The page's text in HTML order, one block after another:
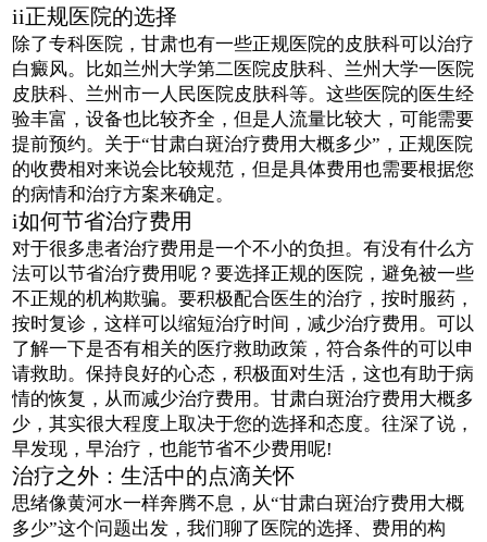
ii正规医院的选择
除了专科医院，甘肃也有一些正规医院的皮肤科可以治疗
白癜风。比如兰州大学第二医院皮肤科、兰州大学一医院
皮肤科、兰州市一人民医院皮肤科等。这些医院的医生经
验丰富，设备也比较齐全，但是人流量比较大，可能需要
提前预约。关于“甘肃白斑治疗费用大概多少”，正规医院
的收费相对来说会比较规范，但是具体费用也需要根据您
的病情和治疗方案来确定。
i如何节省治疗费用
对于很多患者治疗费用是一个不小的负担。有没有什么方
法可以节省治疗费用呢？要选择正规的医院，避免被一些
不正规的机构欺骗。要积极配合医生的治疗，按时服药，
按时复诊，这样可以缩短治疗时间，减少治疗费用。可以
了解一下是否有相关的医疗救助政策，符合条件的可以申
请救助。保持良好的心态，积极面对生活，这也有助于病
情的恢复，从而减少治疗费用。甘肃白斑治疗费用大概多
少，其实很大程度上取决于您的选择和态度。往深了说，
早发现，早治疗，也能节省不少费用呢!
治疗之外：生活中的点滴关怀
思绪像黄河水一样奔腾不息，从“甘肃白斑治疗费用大概
多少”这个问题出发，我们聊了医院的选择、费用的构